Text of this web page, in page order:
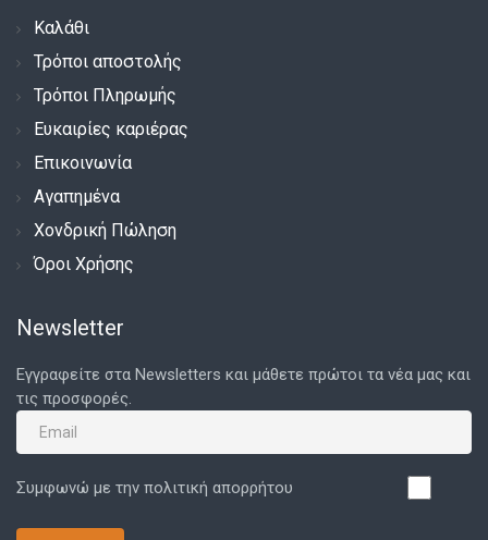
Καλάθι
Τρόποι αποστολής
Τρόποι Πληρωμής
Ευκαιρίες καριέρας
Επικοινωνία
Αγαπημένα
Χονδρική Πώληση
Όροι Χρήσης
Newsletter
Εγγραφείτε στα Newsletters και μάθετε πρώτοι τα νέα μας και
τις προσφορές.
Συμφωνώ με την πολιτική απορρήτου